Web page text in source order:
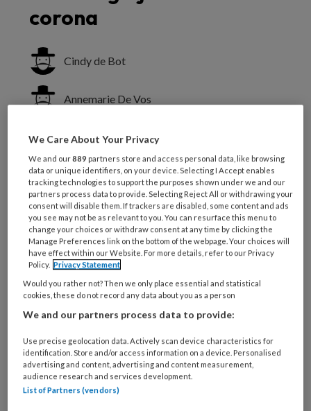
corona
Cindy de Bot
Annemarie De Vos
Hoe draagt de drie-vragen-methode
volgens verpleegkundigen (in
opleiding) bij aan het effectief omgaan
met de emotionele belasting tijdens
en na de COVID-19-uitbraak?
PREMIUM
We Care About Your Privacy
We and our889 partners store and access personal data, like browsing
data or unique identifiers, on your device. Selecting I Accept enables
tracking technologies to support the purposes shown under we and our
partners process data to provide. Selecting Reject All or withdrawing your
consent will disable them. If trackers are disabled, some content and ads
you see may not be as relevant to you. You can resurface this menu to
change your choices or withdraw consent at any time by clicking the
Manage Preferences link on the bottom of the webpage. Your choices will
have effect within our Website. For more details, refer to our Privacy
Policy. Privacy Statement
Would you rather not? Then we only place essential and statistical
cookies, these do not record any data about you as a person
We and our partners process data to provide:
Use precise geolocation data. Actively scan device characteristics for
identification. Store and/or access information on a device. Personalised
advertising and content, advertising and content measurement,
audience research and services development.
List of Partners (vendors)